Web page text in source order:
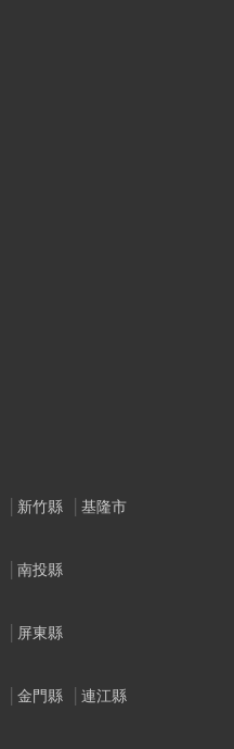
新竹縣
基隆市
南投縣
屏東縣
金門縣 連江縣